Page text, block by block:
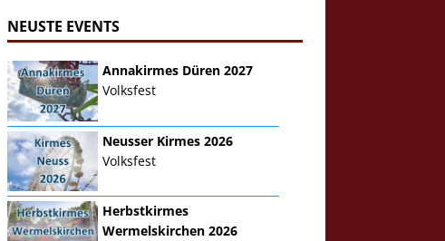
NEUSTE EVENTS
Annakirmes Düren 2027
Volksfest
Neusser Kirmes 2026
Volksfest
Herbstkirmes
Wermelskirchen 2026